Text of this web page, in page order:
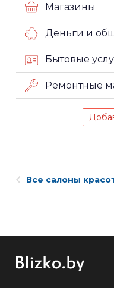
Магазины
Деньги и
Бытовые
Ремонтные
Все салоны